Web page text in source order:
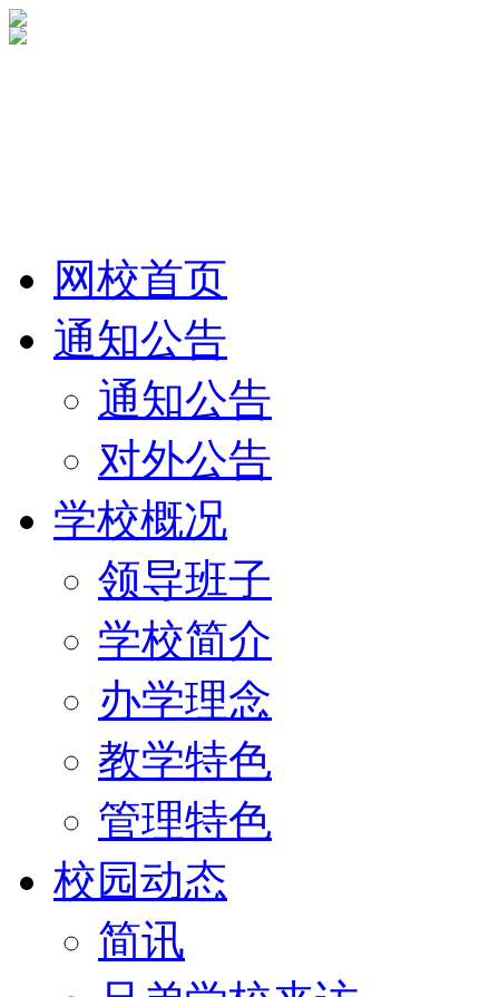
网校首页
通知公告
通知公告
对外公告
学校概况
领导班子
学校简介
办学理念
教学特色
管理特色
校园动态
简讯